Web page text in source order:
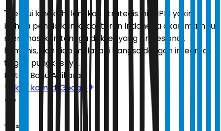
"Melalui langkah-langkah strategis ini, AIPKI yakin
bahwa pendidikan kedokteran Indonesia akan mampu
menghasilkan tenaga dokter yang profesional,
humanis, dan siap melayani bangsa dengan integritas
tinggi," pungkasnya.
Editor: Banu Adikara
Ikuti kami di Google
Tags